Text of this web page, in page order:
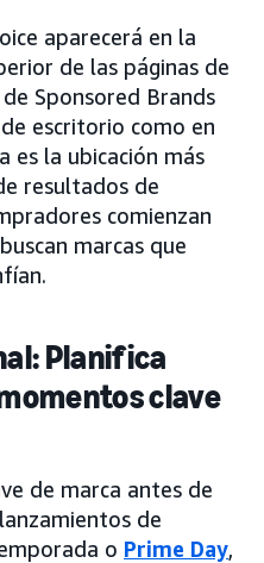
aparecerá en la
de las páginas de
Sponsored Brands
escritorio como en
es la ubicación más
resultados de
comienzan
marcas que
Planifica
clave
de marca antes de
de
o Prime Day,